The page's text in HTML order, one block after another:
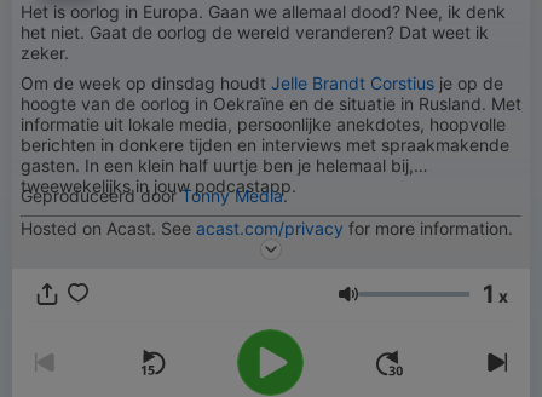
Het is oorlog in Europa. Gaan we allemaal dood? Nee, ik denk
het niet. Gaat de oorlog de wereld veranderen? Dat weet ik
zeker.
Om de week op dinsdag houdt Jelle Brandt Corstius je op de
hoogte van de oorlog in Oekraïne en de situatie in Rusland. Met
informatie uit lokale media, persoonlijke anekdotes, hoopvolle
berichten in donkere tijden en interviews met spraakmakende
gasten. In een klein half uurtje ben je helemaal bij,
tweewekelijks in jouw podcastapp.
Geproduceerd doorTonny Media.
Hosted on Acast. See acast.com/privacy for more information.
Volume 1 x